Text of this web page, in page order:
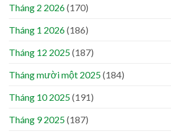
Tháng 2 2026(170)
Tháng 1 2026(186)
Tháng 12 2025(187)
Tháng mười một 2025(184)
Tháng 10 2025(191)
Tháng 9 2025(187)